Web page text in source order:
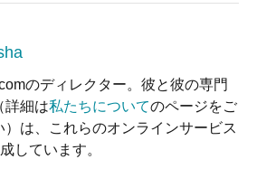
のディレクター。彼と彼の専門
詳細は私たちについてのページをご
）は、これらのオンラインサービス
しています。